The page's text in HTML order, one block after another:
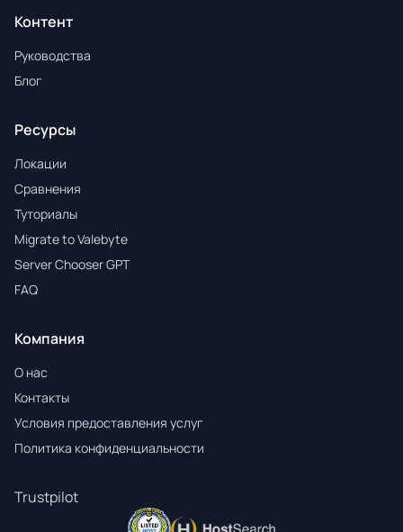
Контент
Руководства
Блог
Ресурсы
Локации
Сравнения
Туториалы
Migrate to Valebyte
Server Chooser GPT
FAQ
Компания
О нас
Контакты
Условия предоставления услуг
Политика конфиденциальности
Trustpilot